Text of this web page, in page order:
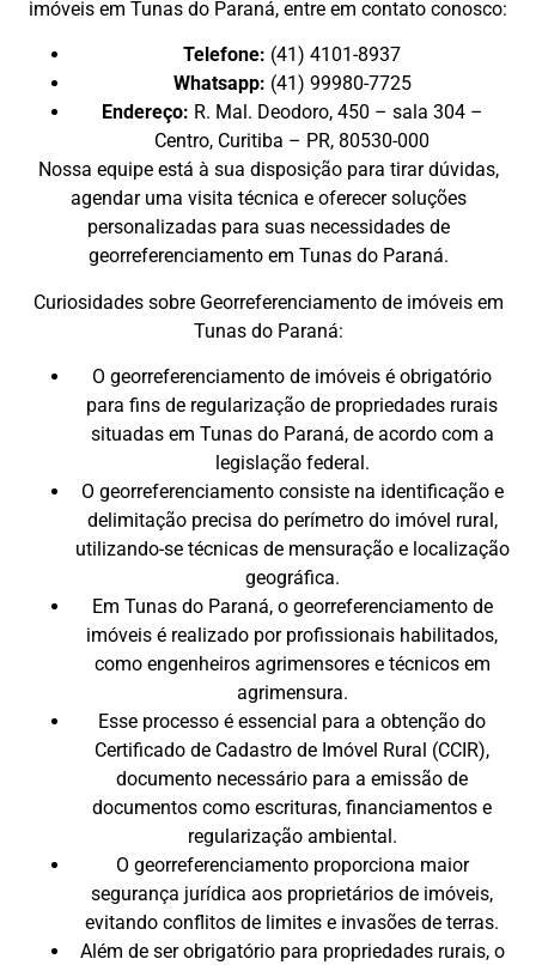
imóveis em Tunas do Paraná, entre em contato conosco:
Telefone: (41) 4101-8937
Whatsapp: (41) 99980-7725
Endereço: R. Mal. Deodoro, 450 – sala 304 –
Centro, Curitiba – PR, 80530-000
Nossa equipe está à sua disposição para tirar dúvidas,
agendar uma visita técnica e oferecer soluções
personalizadas para suas necessidades de
georreferenciamento em Tunas do Paraná.
Curiosidades sobre Georreferenciamento de imóveis em
Tunas do Paraná:
O georreferenciamento de imóveis é obrigatório
para fins de regularização de propriedades rurais
situadas em Tunas do Paraná, de acordo com a
legislação federal.
O georreferenciamento consiste na identificação e
delimitação precisa do perímetro do imóvel rural,
utilizando-se técnicas de mensuração e localização
geográfica.
Em Tunas do Paraná, o georreferenciamento de
imóveis é realizado por profissionais habilitados,
como engenheiros agrimensores e técnicos em
agrimensura.
Esse processo é essencial para a obtenção do
Certificado de Cadastro de Imóvel Rural (CCIR),
documento necessário para a emissão de
documentos como escrituras, financiamentos e
regularização ambiental.
O georreferenciamento proporciona maior
segurança jurídica aos proprietários de imóveis,
evitando conflitos de limites e invasões de terras.
Além de ser obrigatório para propriedades rurais, o